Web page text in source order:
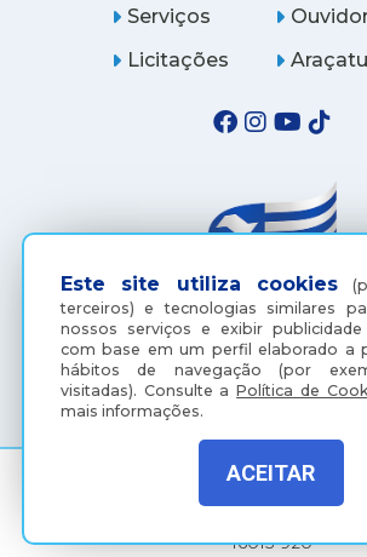
Este site utiliza cookies
terceiros) e tecnologias similares
nossos serviços e exibir publicidade
com base em um perfil elaborado a
hábitos de navegação (por
visitadas). Consulte aPolítica de
mais informações.
ACEITAR
Serviços
Licitações
(18) 3607-6500
16015-920